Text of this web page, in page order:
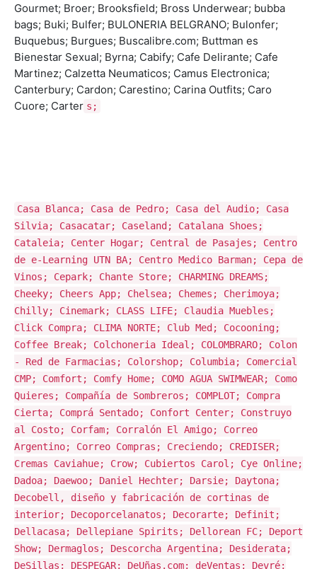
Gourmet; Broer; Brooksfield; Bross Underwear; bubba
bags; Buki; Bulfer; BULONERIA BELGRANO; Bulonfer;
Buquebus; Burgues; Buscalibre.com; Buttman es
Bienestar Sexual; Byrna; Cabify; Cafe Delirante; Cafe
Martinez; Calzetta Neumaticos; Camus Electronica;
Canterbury; Cardon; Carestino; Carina Outfits; Caro
Cuore; Carter s;
Casa Blanca; Casa de Pedro; Casa del Audio; Casa
Silvia; Casacatar; Caseland; Catalana Shoes;
Cataleia; Center Hogar; Central de Pasajes; Centro
de e-Learning UTN BA; Centro Medico Barman; Cepa de
Vinos; Cepark; Chante Store; CHARMING DREAMS;
Cheeky; Cheers App; Chelsea; Chemes; Cherimoya;
Chilly; Cinemark; CLASS LIFE; Claudia Muebles;
Click Compra; CLIMA NORTE; Club Med; Cocooning;
Coffee Break; Colchoneria Ideal; COLOMBRARO; Colon
- Red de Farmacias; Colorshop; Columbia; Comercial
CMP; Comfort; Comfy Home; COMO AGUA SWIMWEAR; Como
Quieres; Compañía de Sombreros; COMPLOT; Compra
Cierta; Comprá Sentado; Confort Center; Construyo
al Costo; Corfam; Corralón El Amigo; Correo
Argentino; Correo Compras; Creciendo; CREDISER;
Cremas Caviahue; Crow; Cubiertos Carol; Cye Online;
Dadoa; Daewoo; Daniel Hechter; Darsie; Daytona;
Decobell, diseño y fabricación de cortinas de
interior; Decoporcelanatos; Decorarte; Definit;
Dellacasa; Dellepiane Spirits; Dellorean FC; Deport
Show; Dermaglos; Descorcha Argentina; Desiderata;
DeSillas; DESPEGAR; DeUñas.com; deVentas; Devré;